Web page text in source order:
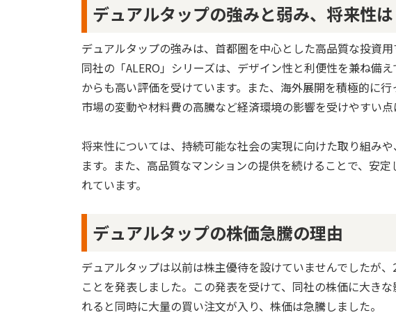
デュアルタップの強みと弱み、将来性は
デュアルタップの強みは、首都圏を中心とした高品質な投資用
同社の「ALERO」シリーズは、デザイン性と利便性を兼ね備
からも高い評価を受けています。また、海外展開を積極的に
市場の変動や材料費の高騰など経済環境の影響を受けやすい点
将来性については、持続可能な社会の実現に向けた取り組み
ます。また、高品質なマンションの提供を続けることで、安
れています。
デュアルタップの株価急騰の理由
デュアルタップは以前は株主優待を設けていませんでしたが
ことを発表しました。この発表を受けて、同社の株価に大き
れると同時に大量の買い注文が入り、株価は急騰しました。